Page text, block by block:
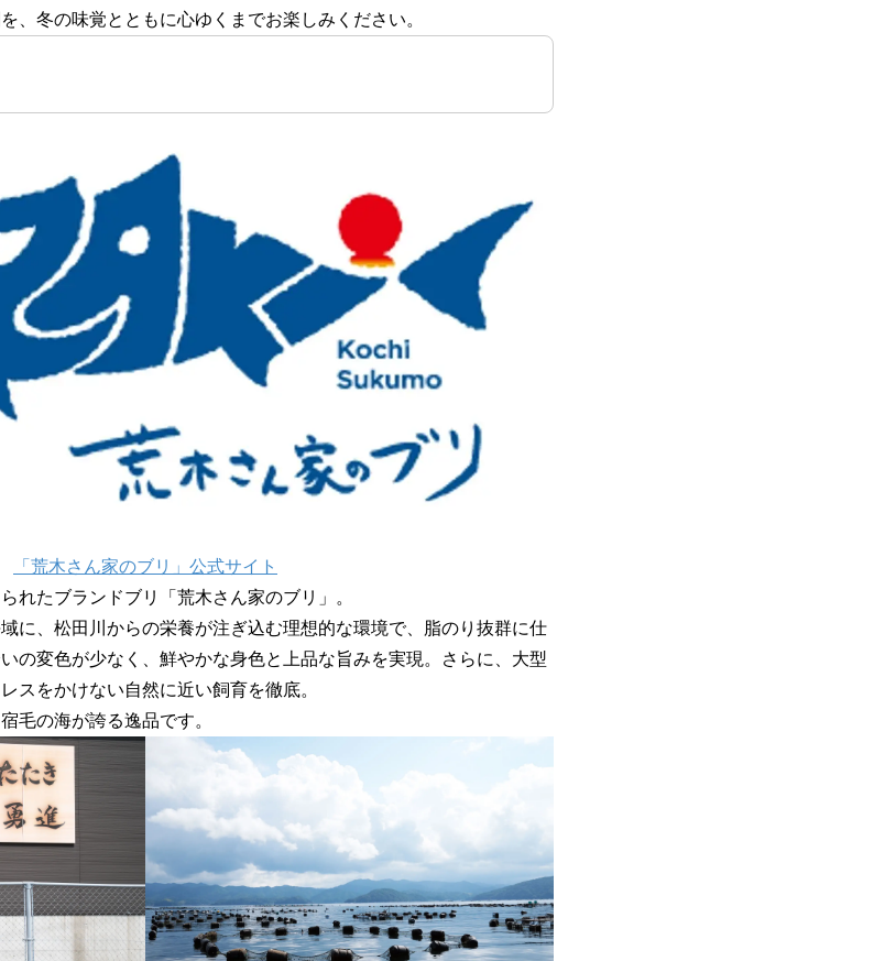
、冬の味覚とともに心ゆくまでお楽しみください。
「荒木さん家のブリ」公式サイト
れたブランドブリ「荒木さん家のブリ」。
に、松田川からの栄養が注ぎ込む理想的な環境で、脂のり抜群に仕
の変色が少なく、鮮やかな身色と上品な旨みを実現。さらに、大型
スをかけない自然に近い飼育を徹底。
毛の海が誇る逸品です。